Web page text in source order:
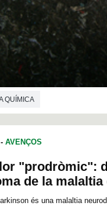
QUÍMICA
- AVENÇOS
"prodròmic":
de la malaltia
és una malaltia